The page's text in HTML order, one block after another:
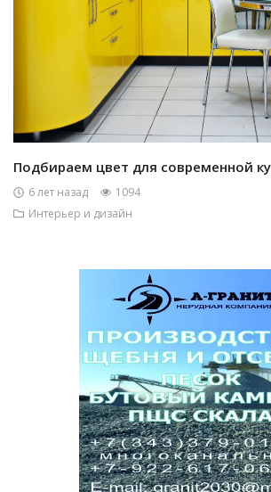
Подбираем цвет для современной
6 лет назад
1094
Интерьер и дизайн